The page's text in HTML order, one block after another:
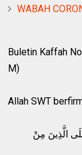
WABAH
Buletin Kaffah
M)
Allah SWT
الَّذِينَ مِنْ